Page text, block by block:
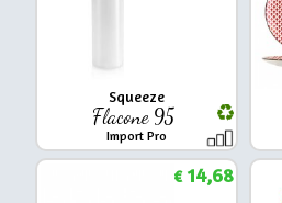
Squeeze
Flacone 95
Import Pro
€14,68